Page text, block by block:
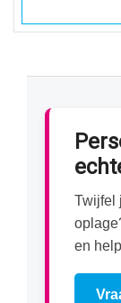
Twijfel
en